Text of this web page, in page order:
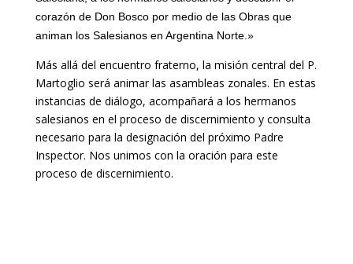
corazón de Don Bosco por medio de las Obras que
animan los Salesianos en Argentina Norte.»
Más allá del encuentro fraterno, la misión central del P.
Martoglio será animar las asambleas zonales. En estas
instancias de diálogo, acompañará a los hermanos
salesianos en el proceso de discernimiento y consulta
necesario para la designación del próximo Padre
Inspector. Nos unimos con la oración para este
proceso de discernimiento.